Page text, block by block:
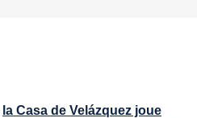
la Casa de Velázquez joue